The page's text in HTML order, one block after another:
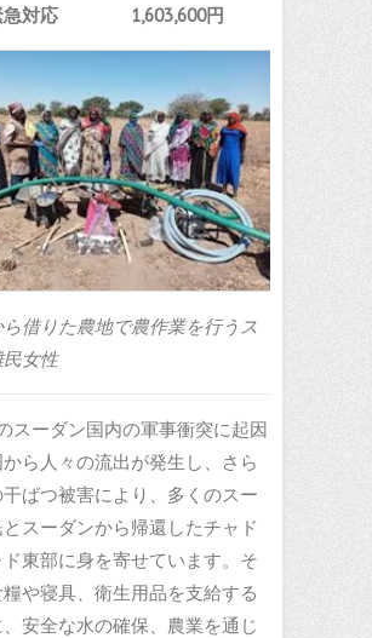
急対応 1,603,600円
ら借りた農地で農作業を行うス
女性
スーダン国内の軍事衝突に起因
から人々の流出が発生し、さら
ばつ被害により、多くのスー
スーダンから帰還したチャド
ド東部に身を寄せています。そ
や寝具、衛生用品を支給する
安全な水の確保、農業を通じ